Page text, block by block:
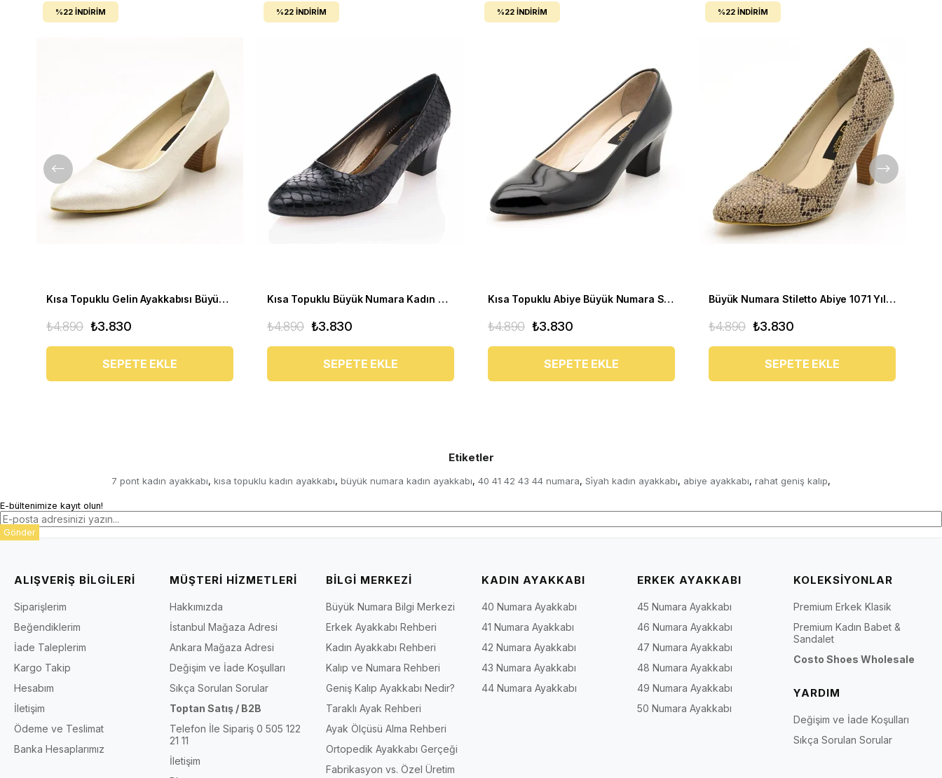
Kısa Topuklu Gelin Ayakkabısı Büyük Numara 1023 Sedef - 1023 51012 SE-SEDEF
₺3.830
₺4.890
SEPETE EKLE
%22 İNDIRIM
Kısa Topuklu Büyük Numara Kadın Stiletto Abiye Ayakkabı 1023 Siyah - 1023 51012 siy-SİYAH
₺3.830
₺4.890
SEPETE EKLE
%22 İNDIRIM
Kısa Topuklu Abiye Büyük Numara Stiletto 1023 Siyah
₺3.830
₺4.890
SEPETE EKLE
%22 İNDIRIM
Büyük Numara Stiletto Abiye 1071 Yılan Baskı
₺3.830
₺4.890
SEPETE EKLE
%22 İNDIRIM
Etiketler
7 pont kadın ayakkabı, kısa topuklu kadın ayakkabı, büyük numara kadın ayakkabı, 40 41 42 43 44 numara, Si̇yah kadın ayakkabı, abiye ayakkabı, rahat geniş kalıp,
E-bültenimize kayıt olun!
Gönder
ALIŞVERİŞ BİLGİLERİ
Siparişlerim
Beğendiklerim
İade Taleplerim
Kargo Takip
Hesabım
İletişim
Ödeme ve Teslimat
Banka Hesaplarımız
MÜŞTERİ HİZMETLERİ
Hakkımızda
İstanbul Mağaza Adresi
Ankara Mağaza Adresi
Değişim ve İade Koşulları
Sıkça Sorulan Sorular
Toptan Satış / B2B
Telefon İle Sipariş 0 505 122
21 11
İletişim
BİLGİ MERKEZİ
Büyük Numara Bilgi Merkezi
Erkek Ayakkabı Rehberi
Kadın Ayakkabı Rehberi
Kalıp ve Numara Rehberi
Geniş Kalıp Ayakkabı Nedir?
Taraklı Ayak Rehberi
Ayak Ölçüsü Alma Rehberi
Ortopedik Ayakkabı Gerçeği
Fabrikasyon vs. Özel Üretim
KADIN AYAKKABI
40 Numara Ayakkabı
41 Numara Ayakkabı
42 Numara Ayakkabı
43 Numara Ayakkabı
44 Numara Ayakkabı
ERKEK AYAKKABI
45 Numara Ayakkabı
46 Numara Ayakkabı
47 Numara Ayakkabı
48 Numara Ayakkabı
49 Numara Ayakkabı
50 Numara Ayakkabı
KOLEKSİYONLAR
Premium Erkek Klasik
Premium Kadın Babet &
Sandalet
Costo Shoes Wholesale
YARDIM
Değişim ve İade Koşulları
Sıkça Sorulan Sorular